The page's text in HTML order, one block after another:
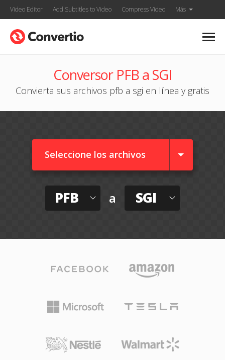
Video Editor Add Subtitles to Video Compress Video Más
Conversor PFB a SGI
Convierta sus archivos pfb a sgi en línea y gratis
Seleccione los archivos
PFB a SGI